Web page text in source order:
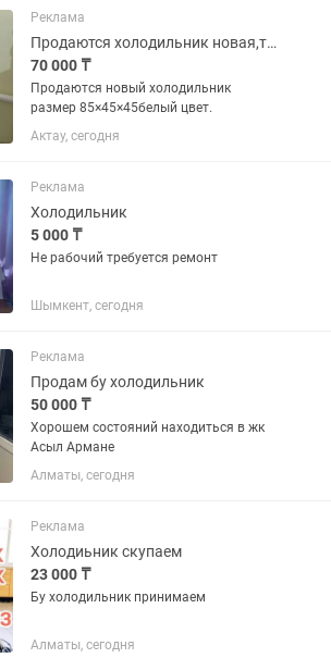
Реклама
Продаются холодильник новая,торг есть,саудасы бар,накты алатын клиентке.
70 000 ₸
Продаются новый холодильник
размер 85×45×45белый цвет.
Актау, сегодня
Реклама
Холодильник
5 000 ₸
Не рабочий требуется ремонт
Шымкент, сегодня
Реклама
Продам бу холодильник
50 000 ₸
Хорошем состояний находиться в жк
Асыл Армане
Алматы, сегодня
Реклама
Холодиьник скупаем
23 000 ₸
Бу холодильник принимаем
Алматы, сегодня